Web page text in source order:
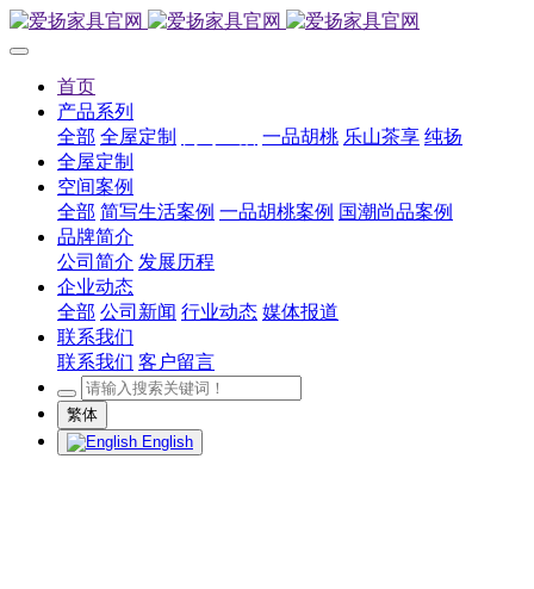
首页
产品系列
全部 全屋定制 一品胡桃 乐山茶享 纯扬
全屋定制
空间案例
全部 简写生活案例 一品胡桃案例 国潮尚品案例
品牌简介
公司简介 发展历程
企业动态
全部 公司新闻 行业动态 媒体报道
联系我们
联系我们 客户留言
繁体
English